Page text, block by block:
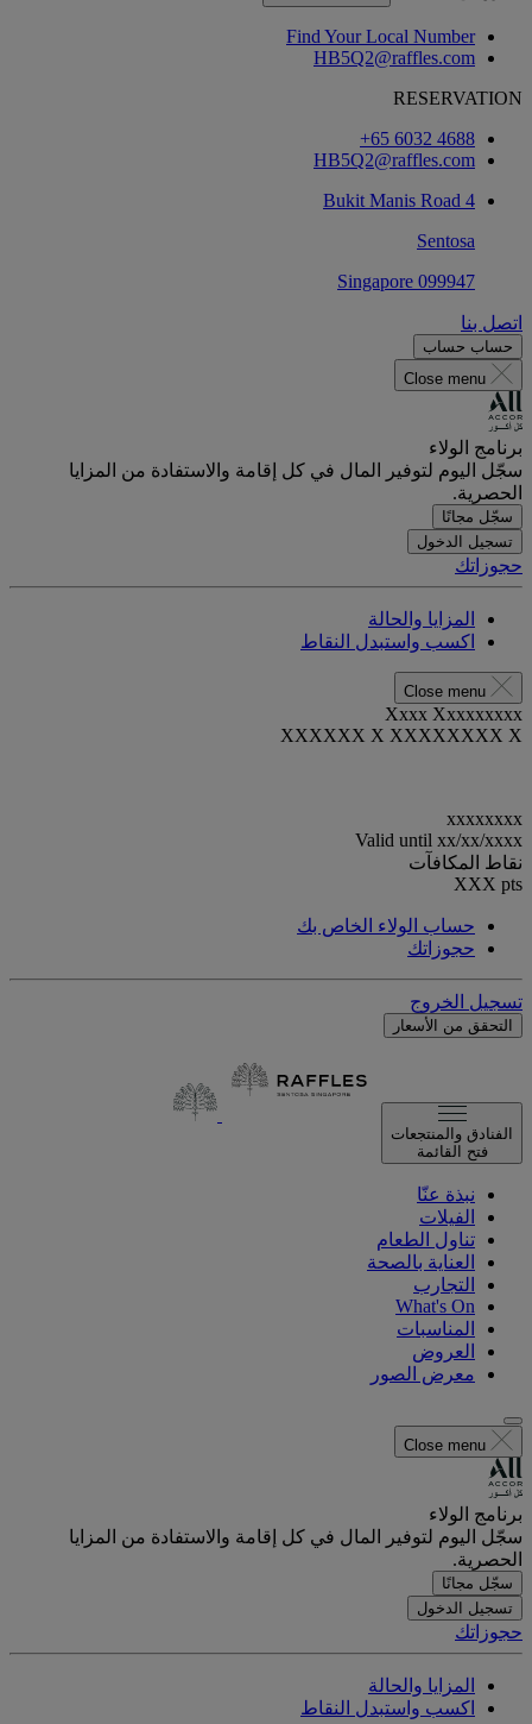
Find Your Local Number
HB5Q2@raffles.com
RESERVATION
‎+65 6032 4688‏
‎HB5Q2@raffles.com‏
4 Bukit Manis Road
Sentosa
Singapore 099947
اتصل بنا
حساب حساب
Close menu
برنامج الولاء
سجّل اليوم لتوفير المال في كل إقامة والاستفادة من المزايا
الحصرية.
سجّل مجانًا
تسجيل الدخول
حجوزاتك
المزايا والحالة
اكسب واستبدل النقاط
Close menu
Xxxx Xxxxxxxxx
XXXXXX X XXXXXXXX X
xxxxxxxx
Valid until xx/xx/xxxx
نقاط المكافآت
XXX pts
حساب الولاء الخاص بك
حجوزاتك
تسجيل الخروج
التحقق من الأسعار
الفنادق والمنتجعات
فتح القائمة
نبذة عنّا
الفيلات
تناول الطعام
العناية بالصحة
التجارب
What's On
المناسبات
العروض
معرض الصور
Close menu
برنامج الولاء
سجّل اليوم لتوفير المال في كل إقامة والاستفادة من المزايا
الحصرية.
سجّل مجانًا
تسجيل الدخول
حجوزاتك
المزايا والحالة
اكسب واستبدل النقاط